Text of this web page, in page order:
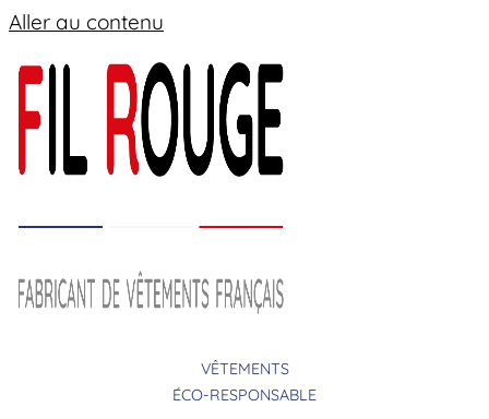
Aller au contenu
VÊTEMENTS
ÉCO-RESPONSABLE